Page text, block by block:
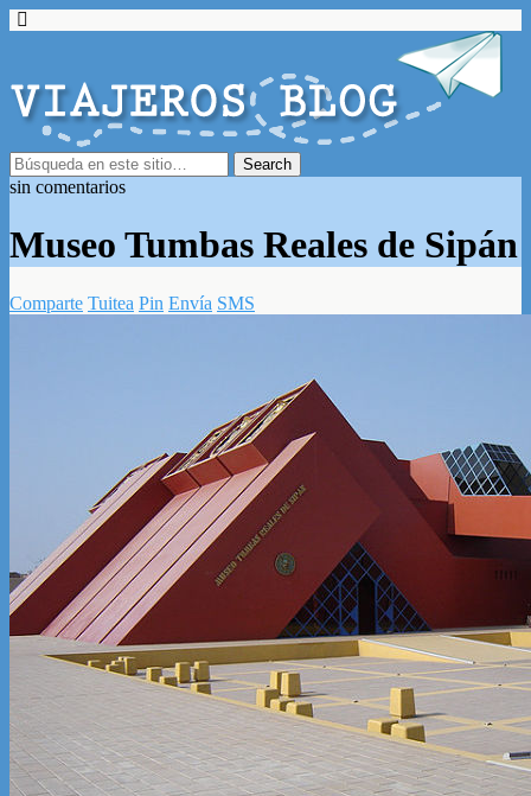
sin comentarios
Museo Tumbas Reales de Sipán
Comparte Tuitea Pin Envía SMS